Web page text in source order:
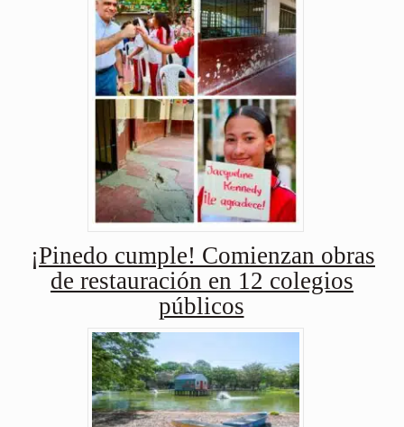
¡Pinedo cumple! Comienzan obras
de restauración en 12 colegios
públicos